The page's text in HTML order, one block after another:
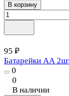
В корзину
95 ₽
Батарейки АА
0
0
В наличии